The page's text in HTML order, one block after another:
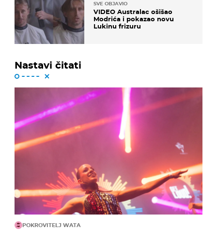
SVE OBJAVIO
VIDEO Australac ošišao
Modrića i pokazao novu
Lukinu frizuru
Nastavi čitati
POKROVITELJ WATA